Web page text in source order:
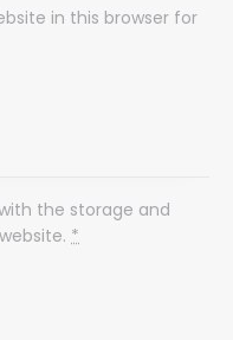
in this browser for
the storage and
*